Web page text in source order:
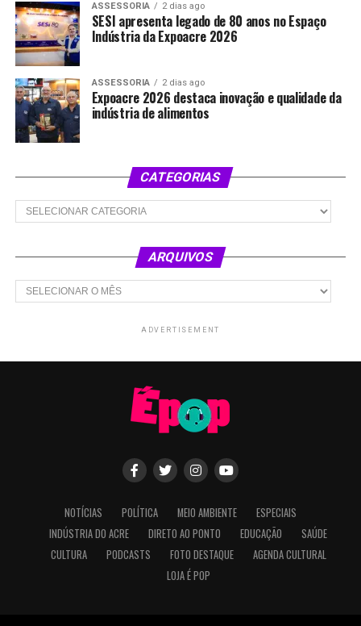
ASSESSORIA 2 dias ago
SESI apresenta legado de 80 anos no Espaço
Indústria da Expoacre 2026
ASSESSORIA 2 dias ago
Expoacre 2026 destaca inovação e qualidade da
indústria de alimentos
CATEGORIAS
Categorias
ARQUIVOS
Arquivos
ADVERTISEMENT
NOTÍCIAS POLÍTICA MEIO AMBIENTE
ESPECIAIS
INDÚSTRIA DO ACRE
DIRETO AO PONTO EDUCAÇÃO
SAÚDE
CULTURA
PODCASTS FOTO DESTAQUE
AGENDA CULTURAL
LOJA É POP